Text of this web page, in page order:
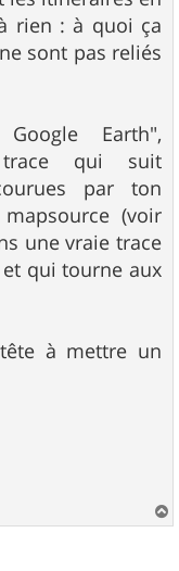
rien : à quoi ça
sont pas reliés
Earth",
qui suit
par ton
(voir
une vraie trace
qui tourne aux
à mettre un
a